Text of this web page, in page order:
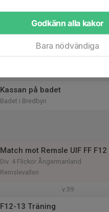
F12-13 Träning
Kassan på badet
Badet i Bredbyn
Match mot Remsle UIF FF F12
Div. 4 Flickor Ångermanland
Remslevallen
v.39
F12-13 Träning
Godkänn alla kakor
Bara nödvändiga